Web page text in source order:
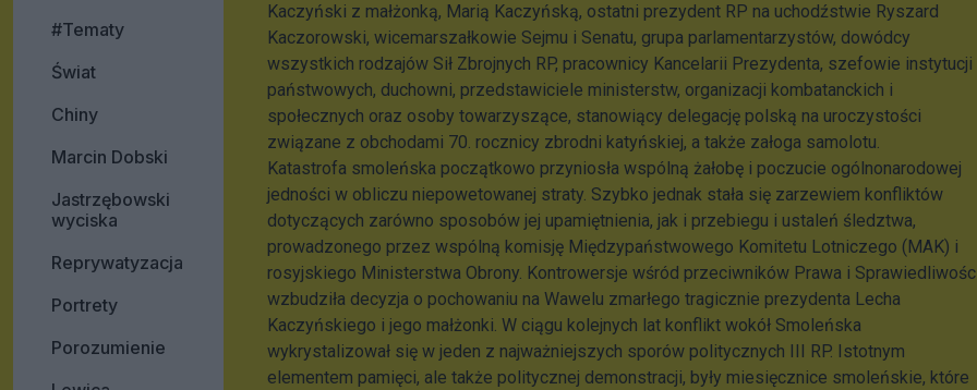
#Tematy
Świat
Chiny
Marcin Dobski
Jastrzębowski
wyciska
Reprywatyzacja
Portrety
Porozumienie
Kaczyński z małżonką, Marią Kaczyńską, ostatni prezydent RP na uchodźstwie Ryszard
Kaczorowski, wicemarszałkowie Sejmu i Senatu, grupa parlamentarzystów, dowódcy
wszystkich rodzajów Sił Zbrojnych RP, pracownicy Kancelarii Prezydenta, szefowie instytucji
państwowych, duchowni, przedstawiciele ministerstw, organizacji kombatanckich i
społecznych oraz osoby towarzyszące, stanowiący delegację polską na uroczystości
związane z obchodami 70. rocznicy zbrodni katyńskiej, a także załoga samolotu.
Katastrofa smoleńska początkowo przyniosła wspólną żałobę i poczucie ogólnonarodowej
jedności w obliczu niepowetowanej straty. Szybko jednak stała się zarzewiem konfliktów
dotyczących zarówno sposobów jej upamiętnienia, jak i przebiegu i ustaleń śledztwa,
prowadzonego przez wspólną komisję Międzypaństwowego Komitetu Lotniczego (MAK) i
rosyjskiego Ministerstwa Obrony. Kontrowersje wśród przeciwników Prawa i
wzbudziła decyzja o pochowaniu na Wawelu zmarłego tragicznie prezydenta Lecha
Kaczyńskiego i jego małżonki. W ciągu kolejnych lat konflikt wokół Smoleńska
wykrystalizował się w jeden z najważniejszych sporów politycznych III RP. Istotnym
elementem pamięci, ale także politycznej demonstracji, były miesięcznice smoleńskie, które